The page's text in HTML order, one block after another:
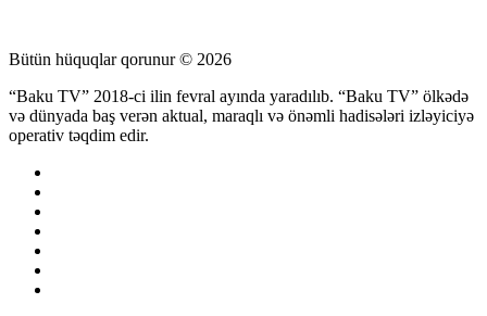
Bütün hüquqlar qorunur © 2026
“Baku TV” 2018-ci ilin fevral ayında yaradılıb. “Baku TV” ölkədə
və dünyada baş verən aktual, maraqlı və önəmli hadisələri izləyiciyə
operativ təqdim edir.